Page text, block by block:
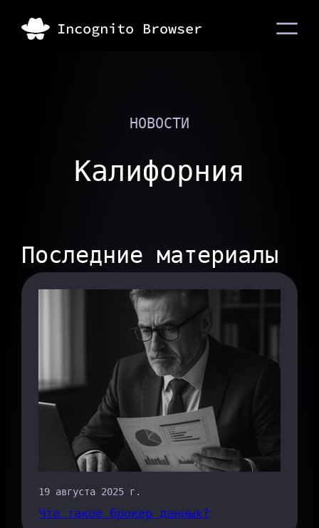
НОВОСТИ
Калифорния
Последние материалы
19 августа 2025 г.
Что такое брокер данных?